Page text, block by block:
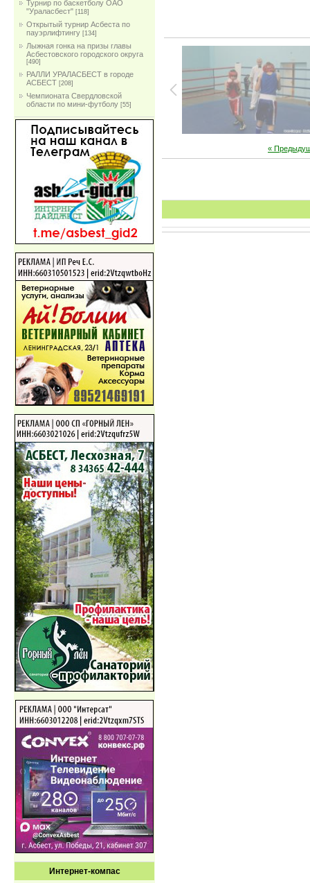
Турнир по баскетболу ОАО
"Ураласбест" [118]
Открытый турнир Асбеста по
пауэрлифтингу [134]
Лыжная гонка на призы главы
Асбестовского городского округа
[490]
РАЛЛИ УРАЛАСБЕСТ в городе
АСБЕСТ [208]
Чемпионата Свердловской
области по мини-футболу [55]
Интернет-компас
«